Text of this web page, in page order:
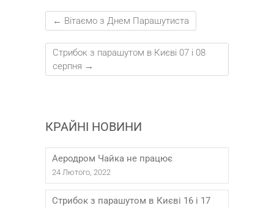
← Вітаємо з Днем Парашутиста
Стрибок з парашутом в Києві 07 і 08
серпня →
КРАЙНІ НОВИНИ
Аеродром Чайка не працює
24 Лютого, 2022
Стрибок з парашутом в Києві 16 і 17